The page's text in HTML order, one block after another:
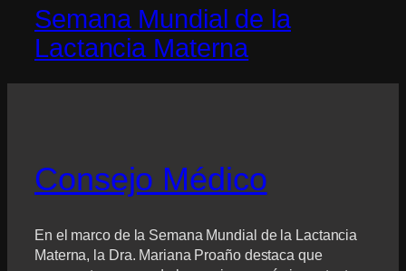
Semana Mundial de la
Lactancia Materna
Consejo Médico
En el marco de la Semana Mundial de la Lactancia
Materna, la Dra. Mariana Proaño destaca que